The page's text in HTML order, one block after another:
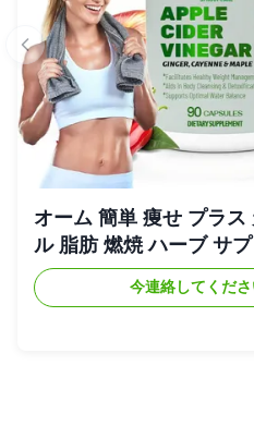
オーム 簡単 痩せ プラス
ル 脂肪 燃焼 ハーブ サ
今連絡してくだ